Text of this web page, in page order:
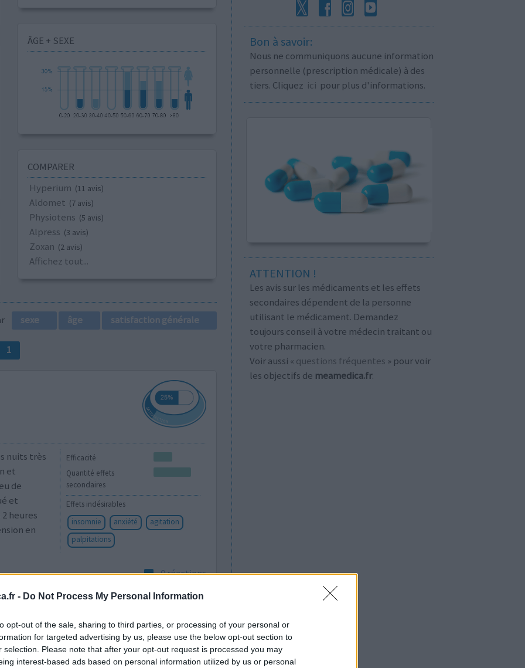
- Do Not Process My Personal Information
opt-out of the sale, sharing to third parties, or processing of your personal or
for targeted advertising by us, please use the below opt-out section to
selection. Please note that after your opt-out request is processed you may
interest-based ads based on personal information utilized by us or personal
ÂGE + SEXE
COMPARER
Hyperium (11 avis)
Aldomet (7 avis)
Physiotens (5 avis)
Alpress (3 avis)
Zoxan (2 avis)
Affichez tout...
sexe âge satisfaction générale
1
Efficacité
Quantité effets
secondaires
Effets indésirables
insomnie
anxiété
agitation
palpitations
nuits très
et
de
et
heures
en
0 réactions
Bon à savoir:
Nous ne communiquons aucune information
personnelle (prescription médicale) à des
tiers. Cliquez ici pour plus d'informations.
ATTENTION !
Les avis sur les médicaments et les effets
secondaires dépendent de la personne
utilisant le médicament. Demandez
toujours conseil à votre médecin traitant ou
votre pharmacien.
Voir aussi « questions fréquentes » pour voir
les objectifs de meamedica.fr.